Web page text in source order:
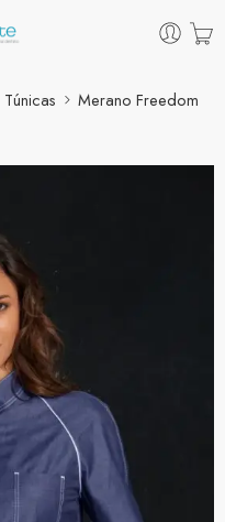
Túnicas Merano Freedom